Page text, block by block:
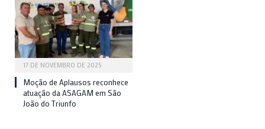
17 DE NOVEMBRO DE 2025
Moção de Aplausos reconhece
atuação da ASAGAM em São
João do Triunfo